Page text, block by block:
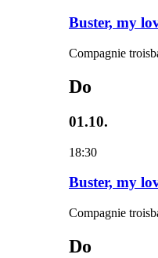
Buster, my
Compagnie
Do
01.10.
18:30
Buster, my
Compagnie
Do